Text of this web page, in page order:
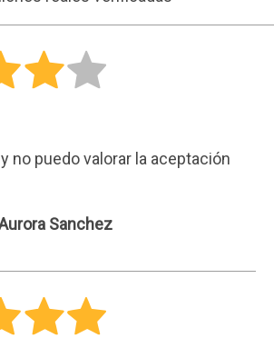
no puedo valorar la aceptación
Sanchez